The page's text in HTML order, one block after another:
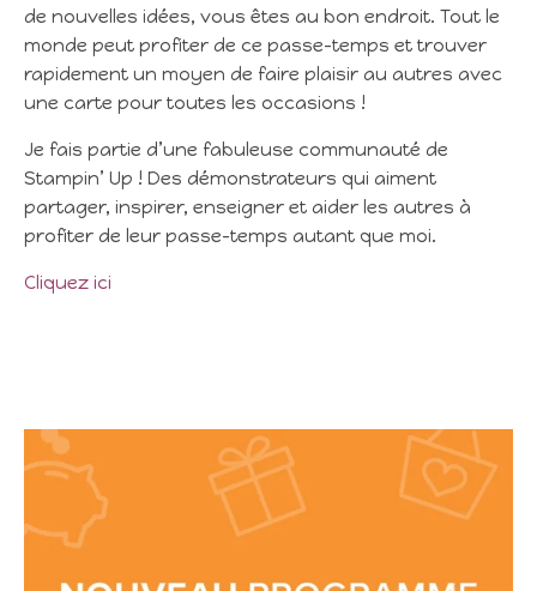
de nouvelles idées, vous êtes au bon endroit. Tout le
monde peut profiter de ce passe-temps et trouver
rapidement un moyen de faire plaisir au autres avec
une carte pour toutes les occasions !
Je fais partie d’une fabuleuse communauté de
Stampin’ Up ! Des démonstrateurs qui aiment
partager, inspirer, enseigner et aider les autres à
profiter de leur passe-temps autant que moi.
Cliquez ici